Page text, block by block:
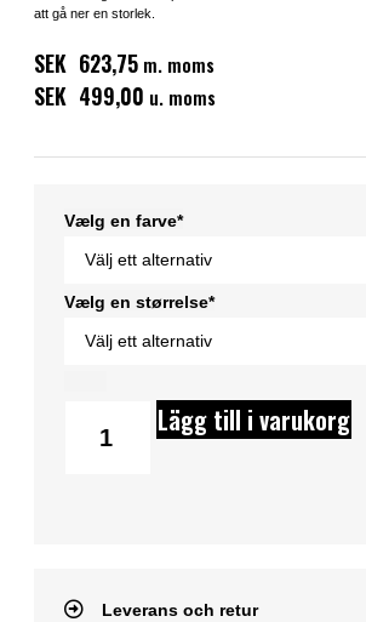
att gå ner en storlek.
SEK 623,75m. moms
SEK 499,00 u. moms
Vælg en farve*
Vælg en størrelse*
Lägg till i varukorg
Leverans och retur